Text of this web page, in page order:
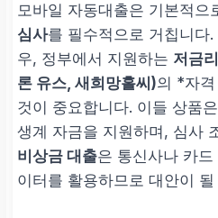
모바일 자동대출은 기본적으
심사를 필수적으로 거칩니다
우, 정부에서 지원하는 저금
론 유스, 새희망홀씨)의 *자
것이 중요합니다. 이들 상품
생계 자금을 지원하며, 심사
비상금 대출은 통신사나 카
이터를 활용하므로 대안이